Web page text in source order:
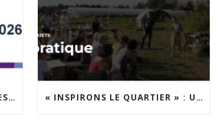
NOTRE NEWSLETTER DE JUIN EST EN LIGNE ! « INSPIRONS LE QUARTIER » : UN NOUVEL APPEL À PROJETS EST LANCÉ !